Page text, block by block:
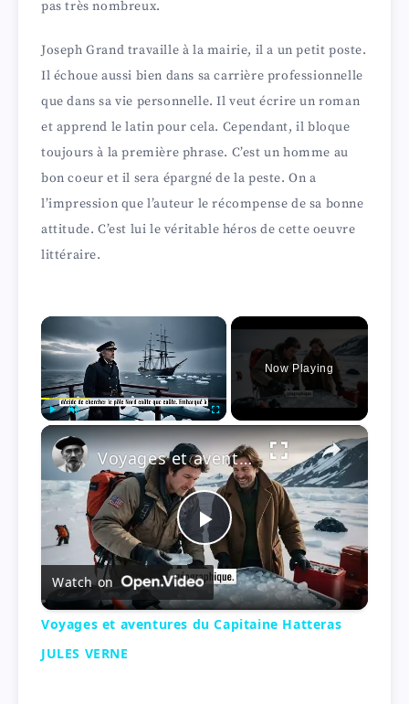
pas très nombreux.
Joseph Grand travaille à la mairie, il a un petit poste.
Il échoue aussi bien dans sa carrière professionnelle
que dans sa vie personnelle. Il veut écrire un roman
et apprend le latin pour cela. Cependant, il bloque
toujours à la première phrase. C’est un homme au
bon coeur et il sera épargné de la peste. On a
l’impression que l’auteur le récompense de sa bonne
attitude. C’est lui le véritable héros de cette oeuvre
littéraire.
×
Fullscreen
Now Playing
×
P
l
Voyages et aventures du Capitaine Hatteras JULES VERNE
Watch on
Voyages et aventures du Capitaine Hatteras
JULES VERNE